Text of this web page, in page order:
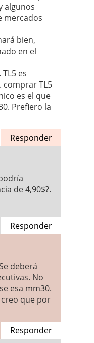
algunos
mercados
bien,
en el
es
comprar TL5
es el que
Prefiero la
Responder
de 4,90$?.
Responder
deberá
No
esa mm30.
que por
Responder